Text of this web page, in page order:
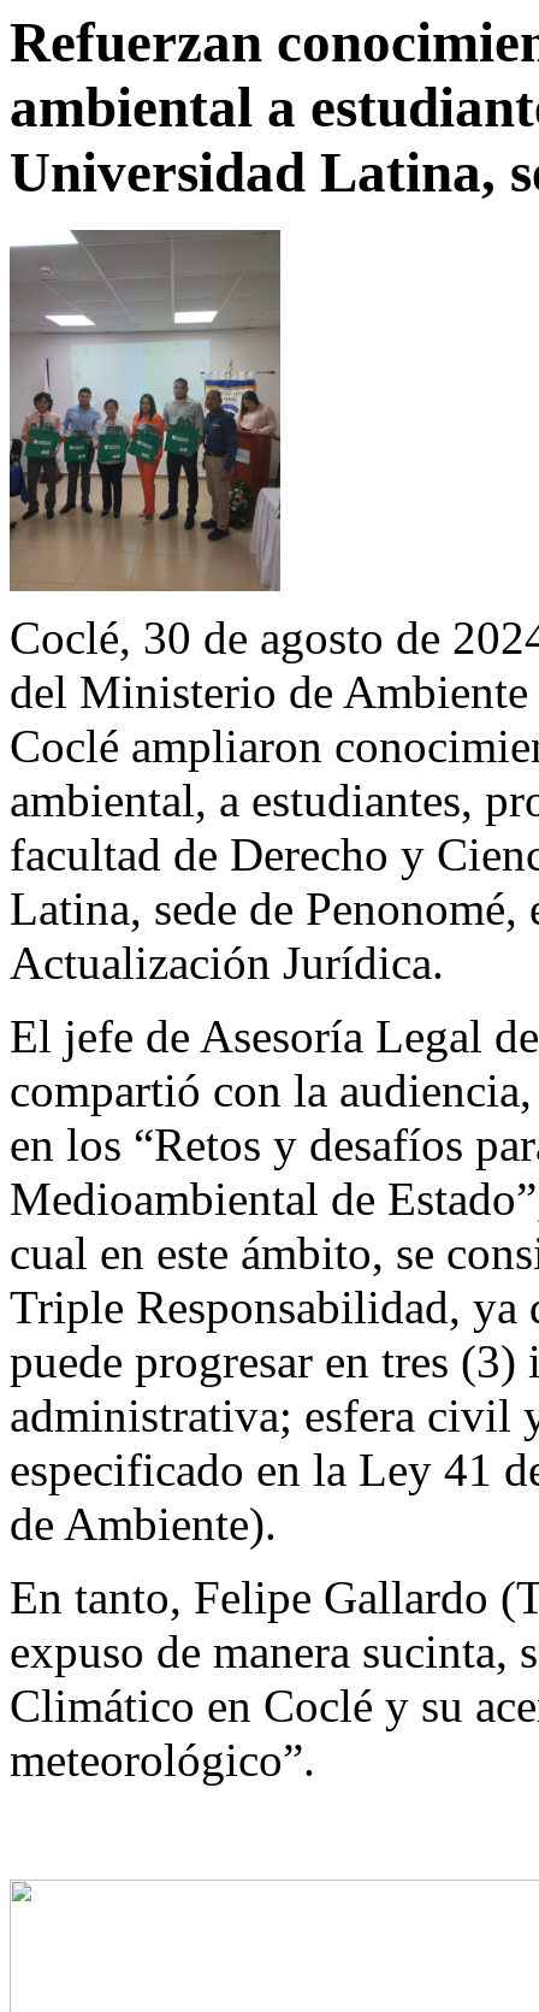
Refuerzan
ambiental a
Universidad Latina,
Coclé, 30 de agosto de
del Ministerio de
Coclé ampliaron
ambiental, a estudiantes,
facultad de Derecho y
Latina, sede de
Actualización Jurídica.
El jefe de Asesoría Legal
compartió con la
en los “Retos y desafíos
Medioambiental de
cual en este ámbito, se
Triple Responsabilidad, ya
puede progresar en tres (3)
administrativa; esfera civil
especificado en la Ley 41
de Ambiente).
En tanto, Felipe Gallardo
expuso de manera sucinta,
Climático en Coclé y su
meteorológico”.